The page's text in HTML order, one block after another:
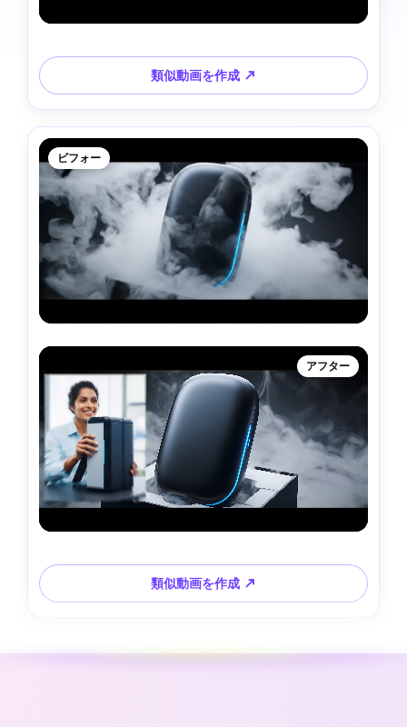
類似動画を作成 ↗
ビフォー
アフター
類似動画を作成 ↗